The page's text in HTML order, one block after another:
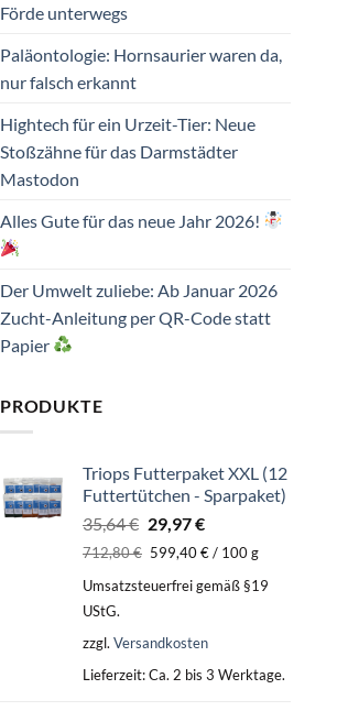
Förde unterwegs
Paläontologie: Hornsaurier waren da,
nur falsch erkannt
Hightech für ein Urzeit-Tier: Neue
Stoßzähne für das Darmstädter
Mastodon
Alles Gute für das neue Jahr 2026!
Der Umwelt zuliebe: Ab Januar 2026
Zucht-Anleitung per QR-Code statt
Papier
PRODUKTE
Triops Futterpaket XXL (12
Futtertütchen - Sparpaket)
35,64€ Ursprünglicher
Preis
35,64 €
29,97€Aktueller
Preis
29,97 €.
712,80€ 599,40€/ 100g
Umsatzsteuerfrei gemäß §19
UStG.
zzgl. Versandkosten
Lieferzeit:Ca. 2 bis 3 Werktage.